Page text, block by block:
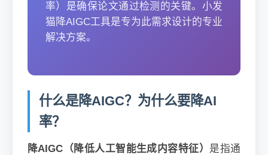
率）是确保论文通过检测的关键。小发
猫降AIGC工具是专为此需求设计的专业
解决方案。
什么是降AIGC？为什么要降AI
率？
降AIGC（降低人工智能生成内容特征） 是指通